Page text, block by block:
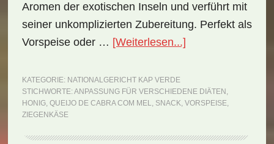
Aromen der exotischen Inseln und verführt mit
seiner unkomplizierten Zubereitung. Perfekt als
Vorspeise oder … [Weiterlesen...]
Queijo
KATEGORIE: NATIONALGERICHT KAP VERDE
STICHWORTE: ANPASSUNG FÜR VERSCHIEDENE DIÄTEN ,
HONIG, QUEIJO DE CABRA COM MEL, SNACK, VORSPEISE,
ZIEGENKÄSE